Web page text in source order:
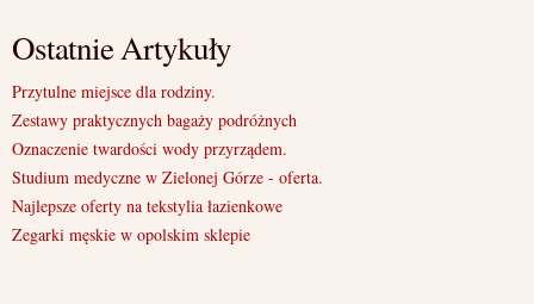
Ostatnie Artykuły
Przytulne miejsce dla rodziny.
Zestawy praktycznych bagaży podróżnych
Oznaczenie twardości wody przyrządem.
Studium medyczne w Zielonej Górze - oferta.
Najlepsze oferty na tekstylia łazienkowe
Zegarki męskie w opolskim sklepie